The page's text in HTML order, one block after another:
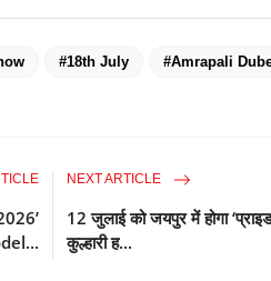
#18th July #Amrapali
NEXT ARTICLE
12 जुलाई को जयपुर में होगा
कुल्हारी ह...